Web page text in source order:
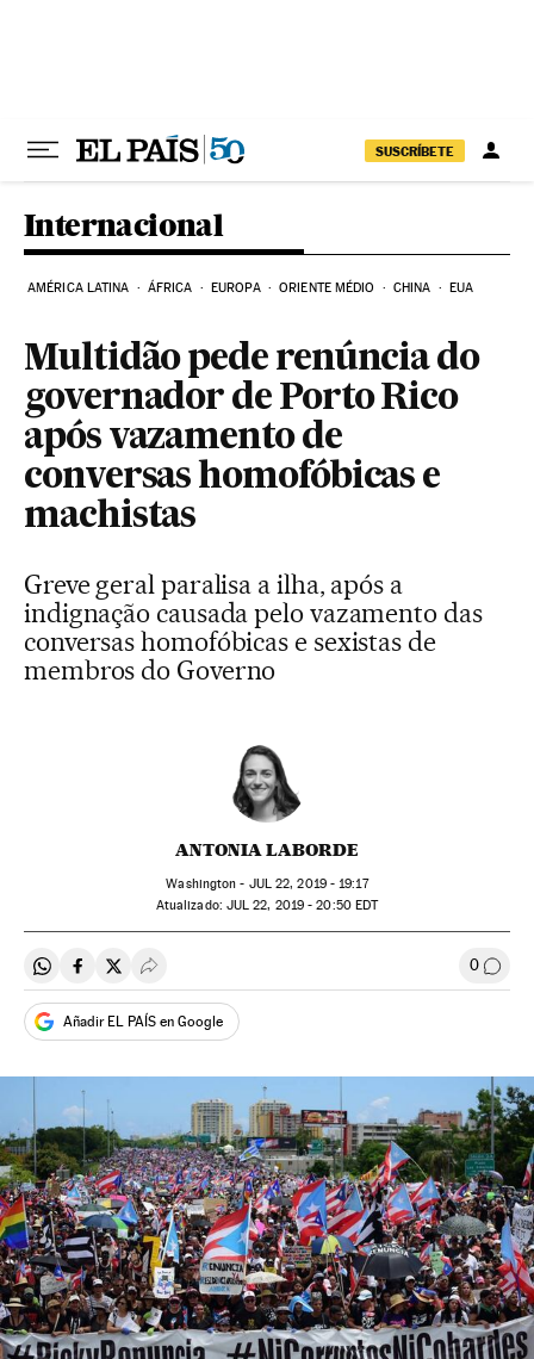
SUSCRÍBETE
Internacional
AMÉRICA LATINA ÁFRICA EUROPA ORIENTE MÉDIO CHINA EUA
Multidão pede renúncia do
governador de Porto Rico
após vazamento de
conversas homofóbicas e
machistas
Greve geral paralisa a ilha, após a
indignação causada pelo vazamento das
conversas homofóbicas e sexistas de
membros do Governo
ANTONIA LABORDE
Washington - JUL22, 2019 - 19:17
atualizado: JUL 22, 2019 - 20:50EDT
Compartir en Whatsapp
Compartir en Facebook
Compartir en Twitter
Desplegar Redes Sociales 0
Añadir EL PAÍS en Google